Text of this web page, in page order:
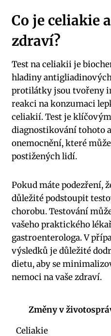
Co je celiakie
zdraví?
Test na celiakii je
hladiny
protilátky jsou tvořeny
reakci na konzumaci
celiakií. Test je
diagnostikování tohoto
onemocnění, které
postižených lidí.
Pokud máte podezření,
důležité podstoupit
chorobu. Testování
vašeho praktického
gastroenterologa. V
výsledků je důležité
dietu, aby se
nemoci na vaše zdraví.
Změny v
Celiakie